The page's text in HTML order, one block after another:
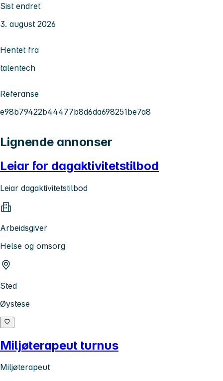
Sist endret
3. august 2026
Hentet fra
talentech
Referanse
e98b79422b44477b8d6da698251be7a8
Lignende annonser
Leiar for dagaktivitetstilbod
Leiar dagaktivitetstilbod
Arbeidsgiver
Helse og omsorg
Sted
Øystese
Miljøterapeut turnus
Miljøterapeut